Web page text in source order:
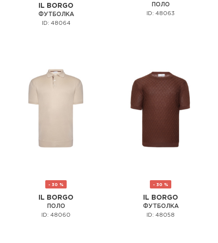
IL BORGO
ФУТБОЛКА
ID: 48064
ПОЛО
ID: 48063
- 30 %
IL BORGO
ПОЛО
ID: 48060
- 30 %
IL BORGO
ФУТБОЛКА
ID: 48058